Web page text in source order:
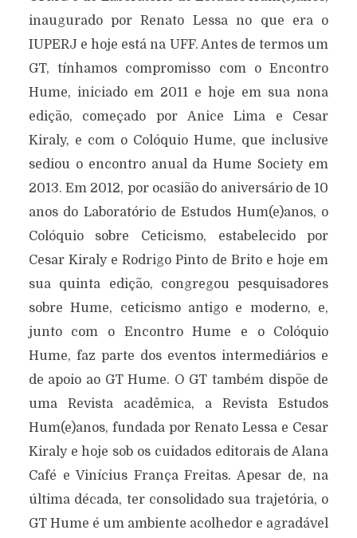
inaugurado por Renato Lessa no que era o
IUPERJ e hoje está na UFF. Antes de termos um
GT, tínhamos compromisso com o Encontro
Hume, iniciado em 2011 e hoje em sua nona
edição, começado por Anice Lima e Cesar
Kiraly, e com o Colóquio Hume, que inclusive
sediou o encontro anual da Hume Society em
2013. Em 2012, por ocasião do aniversário de 10
anos do Laboratório de Estudos Hum(e)anos, o
Colóquio sobre Ceticismo, estabelecido por
Cesar Kiraly e Rodrigo Pinto de Brito e hoje em
sua quinta edição, congregou pesquisadores
sobre Hume, ceticismo antigo e moderno, e,
junto com o Encontro Hume e o Colóquio
Hume, faz parte dos eventos intermediários e
de apoio ao GT Hume. O GT também dispõe de
uma Revista acadêmica, a Revista Estudos
Hum(e)anos, fundada por Renato Lessa e Cesar
Kiraly e hoje sob os cuidados editorais de Alana
Café e Vinícius França Freitas. Apesar de, na
última década, ter consolidado sua trajetória, o
GT Hume é um ambiente acolhedor e agradável